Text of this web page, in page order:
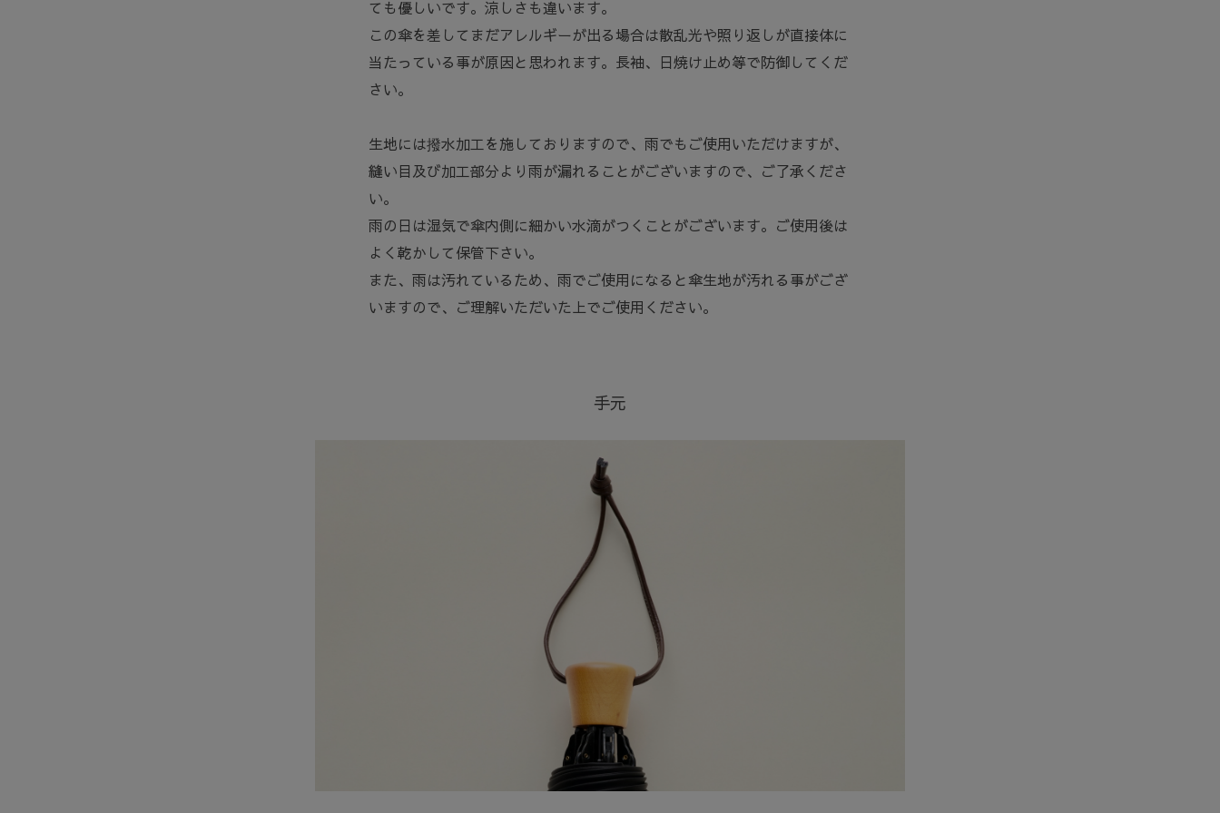
ても優しいです。涼しさも違います。
この傘を差してまだアレルギーが出る場合は散乱光や照り返しが直接体に
当たっている事が原因と思われます。長袖、日焼け止め等で防御してくだ
さい。
生地には撥水加工を施しておりますので、雨でもご使用いただけますが、
縫い目及び加工部分より雨が漏れることがございますので、ご了承くださ
い。
雨の日は湿気で傘内側に細かい水滴がつくことがございます。ご使用後は
よく乾かして保管下さい。
また、雨は汚れているため、雨でご使用になると傘生地が汚れる事がござ
いますので、ご理解いただいた上でご使用ください。
手元